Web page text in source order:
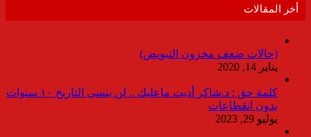
أخر المقالات
(حالات ضعف مخزون التبويض)
يناير 14, 2020
كلمة حق : د.شاكر أديت ماعليك .. لن ينسى التاريخ ١٠ سنوات
بدون انقطاعات
يوليو 29, 2023